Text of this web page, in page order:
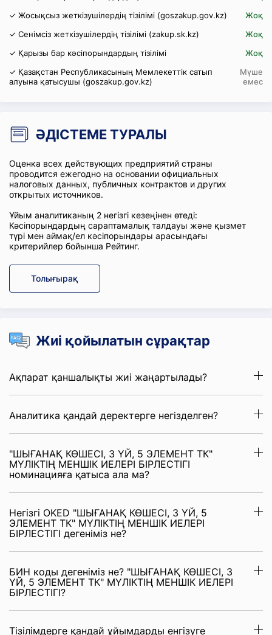
✓ Жосықсыз жеткізушілердің тізілімі (goszakup.gov.kz)
Жоқ
✓ Сенімсіз жеткізушілердің тізілімі (zakup.sk.kz)
Жоқ
✓ Қарызы бар кәсіпорындардың тізілімі
Жоқ
✓ Қазақстан Республикасының Мемлекеттік сатып
алуына қатысушы (goszakup.gov.kz)
Мүше
емес
ӘДІСТЕМЕ ТУРАЛЫ
Оценка всех действующих предприятий страны
проводится ежегодно на основании официальных
налоговых данных, публичных контрактов и других
открытых источников.
Ұйым аналитиканың 2 негізгі кезеңінен өтеді:
Кәсіпорындардың сараптамалық талдауы және қызмет
түрі мен аймақ/ел кәсіпорындары арасындағы
критерийлер бойынша Рейтинг.
Толығырақ
Жиі қойылатын сұрақтар
Ақпарат қаншалықты жиі жаңартылады?
Аналитика қандай деректерге негізделген?
"ШЫҒАНАҚ КӨШЕСІ, 3 ҮЙ, 5 ЭЛЕМЕНТ ТК"
МҮЛІКТІҢ МЕНШІК ИЕЛЕРІ БІРЛЕСТІГІ
номинацияға қатыса ала ма?
Негізгі OKED "ШЫҒАНАҚ КӨШЕСІ, 3 ҮЙ, 5
ЭЛЕМЕНТ ТК" МҮЛІКТІҢ МЕНШІК ИЕЛЕРІ
БІРЛЕСТІГІ дегеніміз не?
БИН коды дегеніміз не? "ШЫҒАНАҚ КӨШЕСІ, 3
ҮЙ, 5 ЭЛЕМЕНТ ТК" МҮЛІКТІҢ МЕНШІК ИЕЛЕРІ
БІРЛЕСТІГІ?
Тізілімдерге қандай ұйымдарды енгізуге